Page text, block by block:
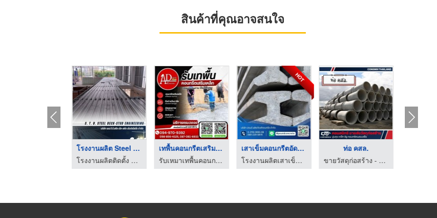
สินค้าที่คุณอาจสนใจ
โรงงานผลิต Steel Dec ...
โรงงานผลิตติดตั้ง Steel Deck
เทพื้นคอนกรีตเสริมเห ...
รับเหมาเทพื้นคอนกรีต ราคาถูก - AD CONCRETE
HOT
เสาเข็มคอนกรีตอัดแรง
โรงงานผลิตเสาเข็มคอนกรีต ปอนด์
ท่อ คสล.
ขายวัสดุก่อสร้าง - คอนสมิกซ์